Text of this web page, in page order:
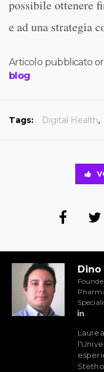
possibile ottenere
e ad una strategia
Articolo pubblicato
blog
Tags: Digital Health,
Dino